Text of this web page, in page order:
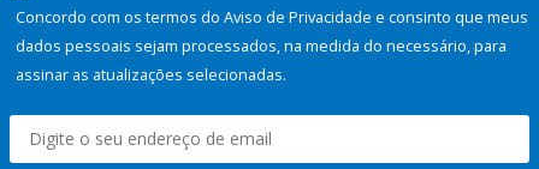
Concordo com os termos do Aviso de Privacidade e consinto que meus
dados pessoais sejam processados, na medida do necessário, para
assinar as atualizações selecionadas.